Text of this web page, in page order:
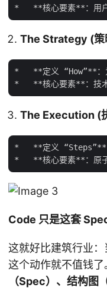
The Strategy (
*   **定义 “How”**：为
The Execution (
*   **定义 “Steps”**：
Code 只是这套
这就好比建筑行业：
这个动作就不值钱
（Spec）、结构图